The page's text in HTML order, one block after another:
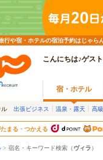
行や宿・ホテルの宿泊予約はじゃ
こんにちは♪ゲス
宿・ホテル
ル 出張ビジネス 温泉・露天 高
まる・つかえる
> 宿名・キーワード検索（ヴィラ）